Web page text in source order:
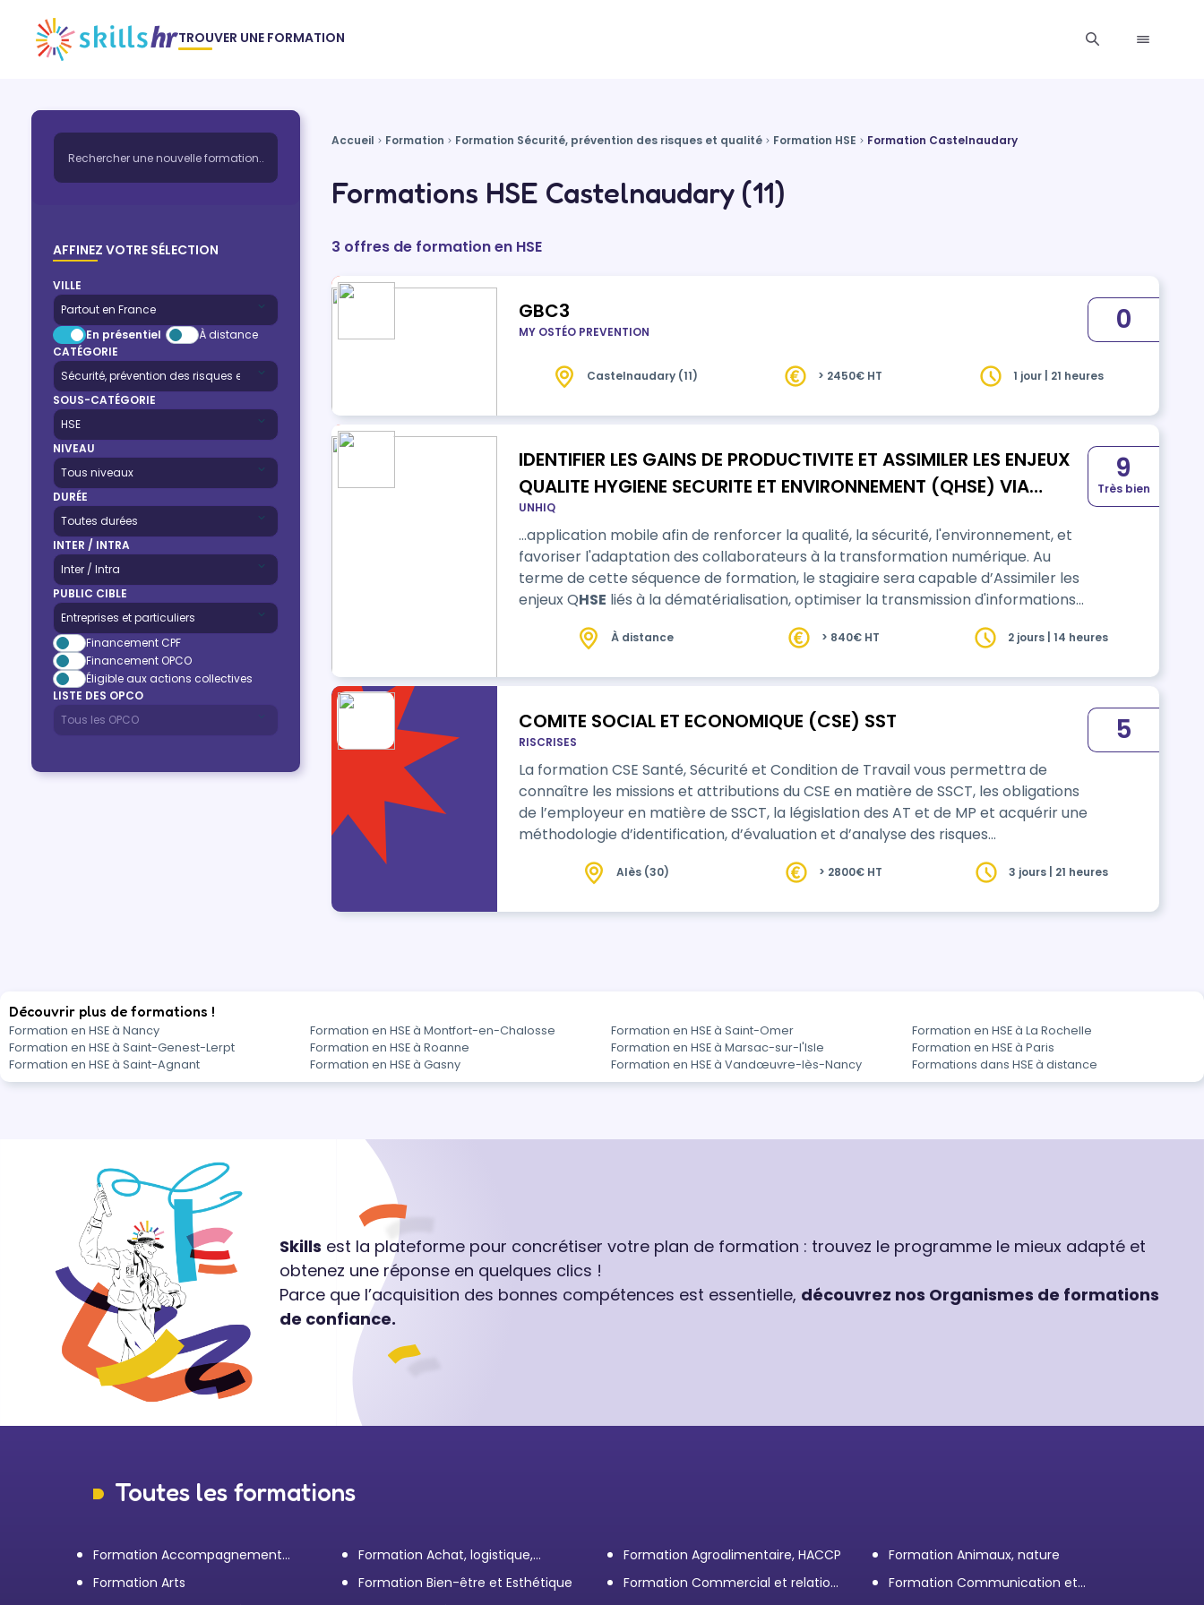
TROUVER UNE FORMATION
AFFINEZ VOTRE SÉLECTION
VILLE
En présentiel
À distance
CATÉGORIE
SOUS-CATÉGORIE
NIVEAU
DURÉE
INTER / INTRA
PUBLIC CIBLE
Financement CPF
Financement OPCO
Éligible aux actions collectives
LISTE DES OPCO
Accueil Formation Formation Sécurité, prévention des risques et qualité Formation HSE Formation Castelnaudary
Formations HSE Castelnaudary (11)
3 offres de formation en HSE
GBC3
MY OSTÉO PREVENTION 0
Castelnaudary (11) > 2450€ HT 1 jour | 21 heures
IDENTIFIER LES GAINS DE PRODUCTIVITE ET ASSIMILER LES ENJEUX
QUALITE HYGIENE SECURITE ET ENVIRONNEMENT (QHSE) VIA
L'INTELLIGENCE ARTIFICIELLE
UNHIQ
…application mobile afin de renforcer la qualité, la sécurité, l'environnement, et
favoriser l'adaptation des collaborateurs à la transformation numérique. Au
terme de cette séquence de formation, le stagiaire sera capable d’Assimiler les
enjeux QHSE liés à la dématérialisation, optimiser la transmission d'informations
l'amélioration continue, et réaliser un reporting digital des prestations ; suite à
9
Très bien
À distance > 840€ HT 2 jours | 14 heures
COMITE SOCIAL ET ECONOMIQUE (CSE) SST
RISCRISES
La formation CSE Santé, Sécurité et Condition de Travail vous permettra de
connaître les missions et attributions du CSE en matière de SSCT, les obligations
de l’employeur en matière de SSCT, la législation des AT et de MP et acquérir une
méthodologie d’identification, d’évaluation et d’analyse des risques
5
Alès (30) > 2800€ HT 3 jours | 21 heures
Découvrir plus de formations !
Formation en HSE à Nancy Formation en HSE à Montfort-en-Chalosse Formation en HSE à Saint-Omer
Formation en HSE à La Rochelle
Formation en HSE à Saint-Genest-Lerpt
Formation en HSE à Roanne Formation en HSE à Marsac-sur-l'Isle
Formation en HSE à Paris
Formation en HSE à Saint-Agnant
Formation en HSE à Gasny Formation en HSE à Vandœuvre-lès-Nancy Formations dans HSE à distance
Skills est la plateforme pour concrétiser votre plan de formation : trouvez le programme le mieux adapté et
obtenez une réponse en quelques clics !
Parce que l’acquisition des bonnes compétences est essentielle, découvrez nos Organismes de formations
de confiance.
Toutes les formations
Formation Accompagnement
personnel et Bilan de
compétences
Formation Achat, logistique,
transport
Formation Agroalimentaire, HACCP
Formation Animaux, nature
Formation Arts
Formation Bien-être et Esthétique
Formation Commercial et relation
Formation Communication et